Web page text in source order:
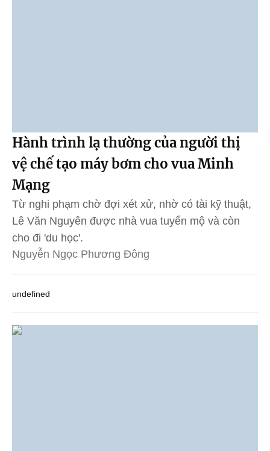
Hành trình lạ thường của người thị
vệ chế tạo máy bơm cho vua Minh
Mạng
Từ nghi phạm chờ đợi xét xử, nhờ có tài kỹ thuật,
Lê Văn Nguyên được nhà vua tuyển mộ và còn
cho đi 'du học'.
Nguyễn Ngọc Phương Đông
undefined